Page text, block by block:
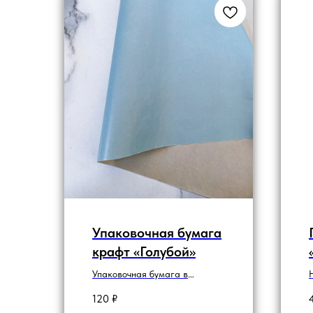
Упаковочная бумага
крафт «Голубой»
Упаковочная бумага в
120 ₽